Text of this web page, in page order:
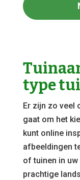
type
Er zijn zo veel
gaat om het
kunt online
afbeeldingen
of tuinen in
prachtige